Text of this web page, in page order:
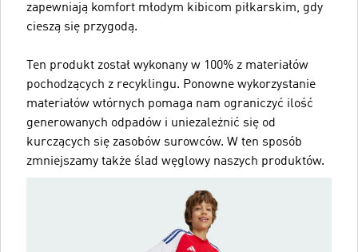
zapewniają komfort młodym kibicom piłkarskim, gdy
cieszą się przygodą.
Ten produkt został wykonany w 100% z materiałów
pochodzących z recyklingu. Ponowne wykorzystanie
materiałów wtórnych pomaga nam ograniczyć ilość
generowanych odpadów i uniezależnić się od
kurczących się zasobów surowców. W ten sposób
zmniejszamy także ślad węglowy naszych produktów.